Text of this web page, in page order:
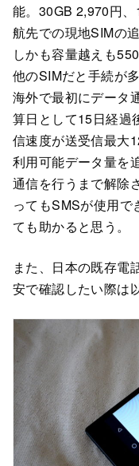
能。30GB 2,970円
航先での現地SIMの
しかも容量越えも
他のSIMだと手続が
海外で最初にデータ
算日として15日経過
信速度が送受信最大
利用可能データ量を
通信を行うまで解除
ってもSMSが使用で
ても助かると思う。
また、日本の既存電
安で確認したい際は